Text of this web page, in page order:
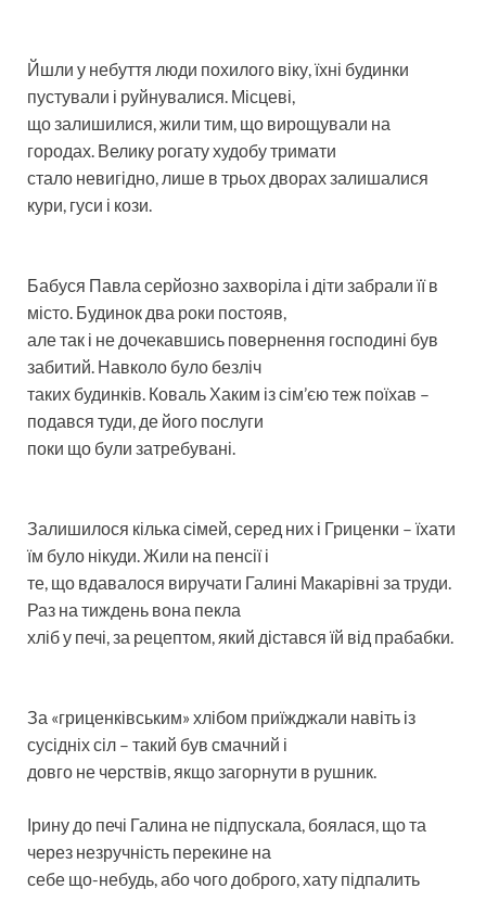
Йшли у небуття люди похилого віку, їхні будинки
пустували і руйнувалися. Місцеві,
що залишилися, жили тим, що вирощували на
городах. Велику рогату худобу тримати
стало невигідно, лише в трьох дворах залишалися
кури, гуси і кози.
Бабуся Павла серйозно захворіла і діти забрали її в
місто. Будинок два роки постояв,
але так і не дочекавшись повернення господині був
забитий. Навколо було безліч
таких будинків. Коваль Хаким із сім’єю теж поїхав –
подався туди, де його послуги
поки що були затребувані.
Залишилося кілька сімей, серед них і Гриценки – їхати
їм було нікуди. Жили на пенсії і
те, що вдавалося виручати Галині Макарівні за труди.
Раз на тиждень вона пекла
хліб у печі, за рецептом, який дістався їй від прабабки.
За «гриценківським» хлібом приїжджали навіть із
сусідніх сіл – такий був смачний і
довго не черствів, якщо загорнути в рушник.
Ірину до печі Галина не підпускала, боялася, що та
через незручність перекине на
себе що-небудь, або чого доброго, хату підпалить